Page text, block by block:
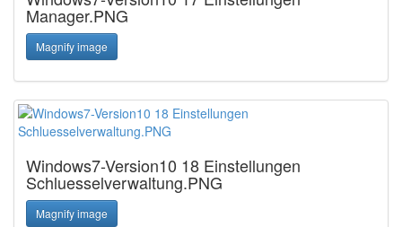
Manager.PNG
Magnify image
Windows7-Version10 18 Einstellungen
Schluesselverwaltung.PNG
Magnify image